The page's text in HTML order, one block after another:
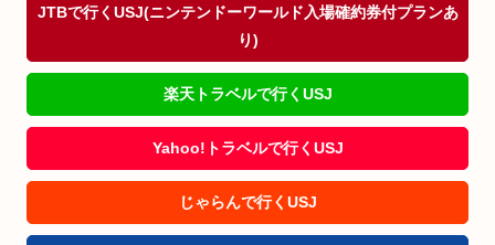
JTBで行くUSJ(ニンテンドーワールド入場確約券付プランあ
り)
楽天トラベルで行くUSJ
Yahoo!トラベルで行くUSJ
じゃらんで行くUSJ